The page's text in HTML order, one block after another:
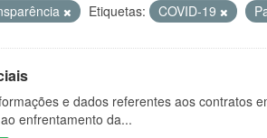
Etiquetas: COVID-19
e dados referentes aos contratos
enfrentamento da...